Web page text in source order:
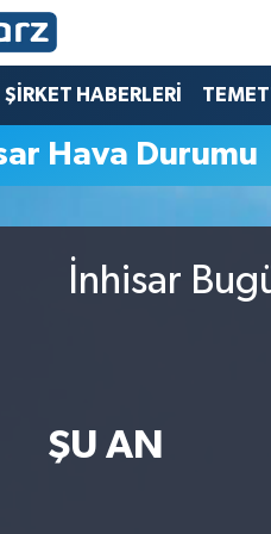
ŞİRKET HABERLERİ
Hava Durumu
İnhisar
ŞU AN